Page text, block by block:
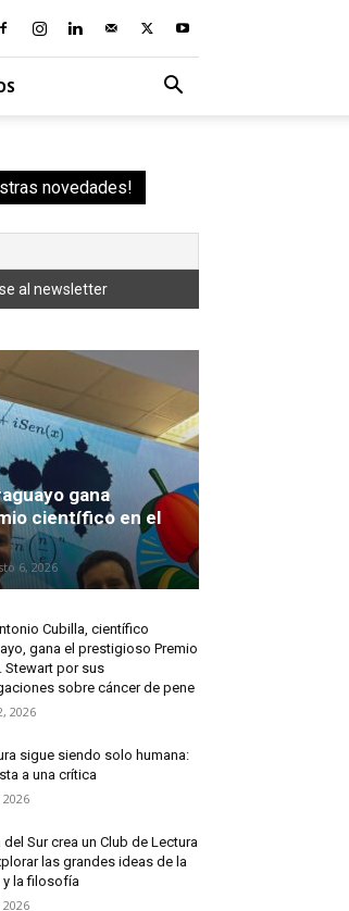
novedades!
gana
científico en el
6, 2026
Cubilla, científico
gana el prestigioso Premio
Stewart por sus
sobre cáncer de pene
2026
sigue siendo solo humana:
a una crítica
del Sur crea un Club de Lectura
las grandes ideas de la
y la filosofía